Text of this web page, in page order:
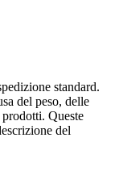
standard.
del peso, delle
Queste
del